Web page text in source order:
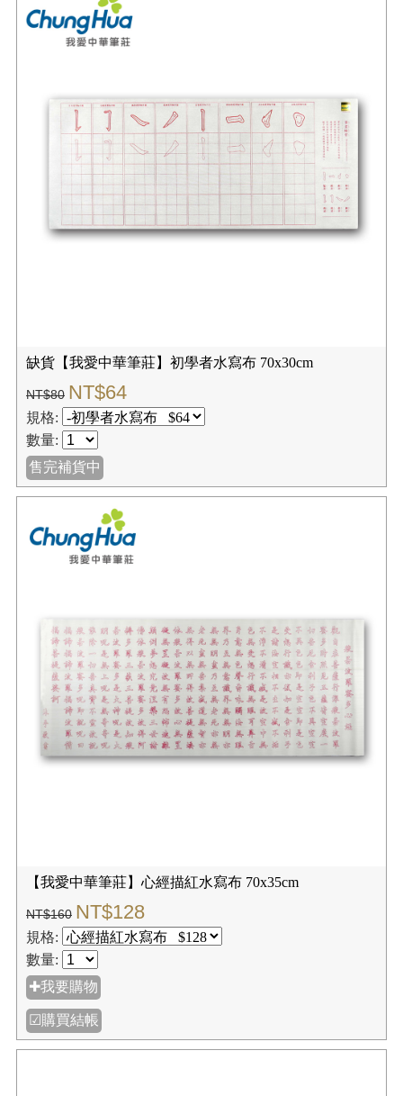
缺貨【我愛中華筆莊】初學者水寫布 70x30cm
NT$80 NT$64
規格:
數量:
售完補貨中
【我愛中華筆莊】心經描紅水寫布 70x35cm
NT$160 NT$128
規格:
數量:
✚我要購物
☑購買結帳